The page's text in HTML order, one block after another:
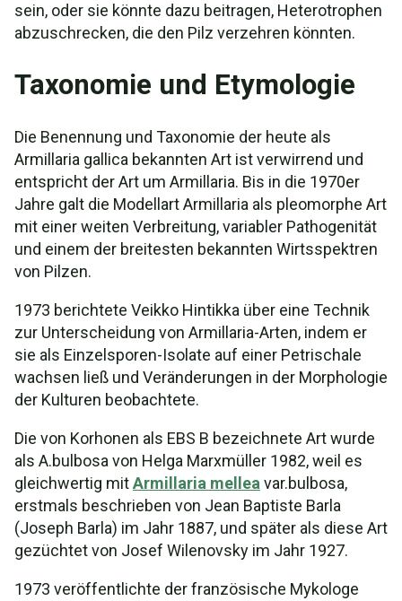
sein, oder sie könnte dazu beitragen, Heterotrophen
abzuschrecken, die den Pilz verzehren könnten.
Taxonomie und Etymologie
Die Benennung und Taxonomie der heute als
Armillaria gallica bekannten Art ist verwirrend und
entspricht der Art um Armillaria. Bis in die 1970er
Jahre galt die Modellart Armillaria als pleomorphe Art
mit einer weiten Verbreitung, variabler Pathogenität
und einem der breitesten bekannten Wirtsspektren
von Pilzen.
1973 berichtete Veikko Hintikka über eine Technik
zur Unterscheidung von Armillaria-Arten, indem er
sie als Einzelsporen-Isolate auf einer Petrischale
wachsen ließ und Veränderungen in der Morphologie
der Kulturen beobachtete.
Die von Korhonen als EBS B bezeichnete Art wurde
als A.bulbosa von Helga Marxmüller 1982, weil es
gleichwertig mitArmillaria mellea var.bulbosa,
erstmals beschrieben von Jean Baptiste Barla
(Joseph Barla) im Jahr 1887, und später als diese Art
gezüchtet von Josef Wilenovsky im Jahr 1927.
1973 veröffentlichte der französische Mykologe